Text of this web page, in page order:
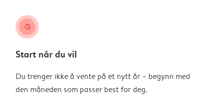
clock
Start når du vil
Du trenger ikke å vente på et nytt år – begynn med
den måneden som passer best for deg.